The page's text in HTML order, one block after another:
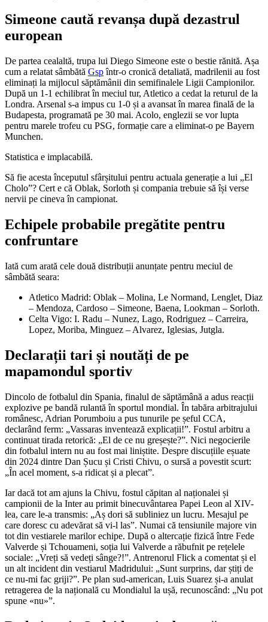
Simeone caută revanșa după dezastrul
european
De partea cealaltă, trupa lui Diego Simeone este o bestie rănită. Așa
cum a relatat sâmbătă Gspîntr-o cronică detaliată, madrilenii au fost
eliminați la mijlocul săptămânii din semifinalele Ligii Campionilor.
După un 1-1 echilibrat în meciul tur, Atletico a cedat la returul de la
Londra. Arsenal s-a impus cu 1-0 și a avansat în marea finală de la
Budapesta, programată pe 30 mai. Acolo, englezii se vor lupta
pentru marele trofeu cu PSG, formație care a eliminat-o pe Bayern
Munchen.
Statistica e implacabilă.
Să fie acesta începutul sfârșitului pentru actuala generație a lui „El
Cholo”? Cert e că Oblak, Sorloth și compania trebuie să își verse
nervii pe cineva în campionat.
Echipele probabile pregătite pentru
confruntare
Iată cum arată cele două distribuții anunțate pentru meciul de
sâmbătă seara:
Atletico Madrid: Oblak – Molina, Le Normand, Lenglet, Diaz
– Mendoza, Cardoso – Simeone, Baena, Lookman – Sorloth.
Celta Vigo: I. Radu – Nunez, Lago, Rodriguez – Carreira,
Lopez, Moriba, Minguez – Alvarez, Iglesias, Jutgla.
Declarații tari și noutăți de pe
mapamondul sportiv
Dincolo de fotbalul din Spania, finalul de săptămână a adus reacții
explozive pe bandă rulantă în sportul mondial. În tabăra arbitrajului
românesc, Adrian Porumboiu a pus tunurile pe șeful CCA,
declarând ferm: „Vassaras inventează explicații!”. Fostul arbitru a
continuat tirada retorică: „El de ce nu greșește?”. Nici negocierile
din fotbalul intern nu au fost mai liniștite. Despre discuțiile eșuate
din 2024 dintre Dan Șucu și Cristi Chivu, o sursă a povestit scurt:
„În acel moment, s-a ridicat și a plecat”.
Iar dacă tot am ajuns la Chivu, fostul căpitan al naționalei și
campionii de la Inter au primit binecuvântarea Papei Leon al XIV-
lea, care le-a transmis: „Aș dori să subliniez un lucru. Mesajul pe
care doresc cu adevărat să vi-l las”. Numai că tensiunile majore vin
tot din vestiarele marilor echipe. După o altercație fizică între Fede
Valverde și Tchouameni, soția lui Valverde a răbufnit pe rețelele
sociale: „Vreți să vedeți sânge?!”. Antrenorul Flick a comentat și el
un alt incident din vestiarul Madridului: „Sunt surprins, dar știți de
ce nu-mi fac griji?”. Pe plan sud-american, Luis Suarez și-a anulat
retragerea de la națională cu Mondialul la ușă, recunoscând: „Nu pot
spune «nu»”.